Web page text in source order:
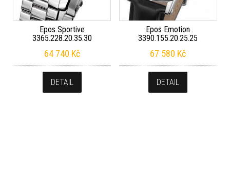
Epos Sportive
3365.228.20.35.30
64 740 Kč
DETAIL
Epos Emotion
3390.155.20.25.25
67 580 Kč
DETAIL